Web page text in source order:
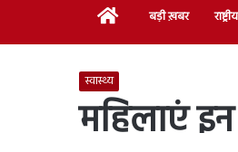
Home बड़ी ख़बर राष्ट्रीय
स्वास्थ्य
महिलाएं